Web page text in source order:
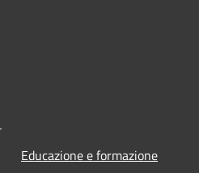
Educazione e formazione